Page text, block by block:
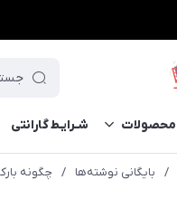
محصولات شـرایـط گارانتی
/ بایگانی نوشته‌ها / چگونه